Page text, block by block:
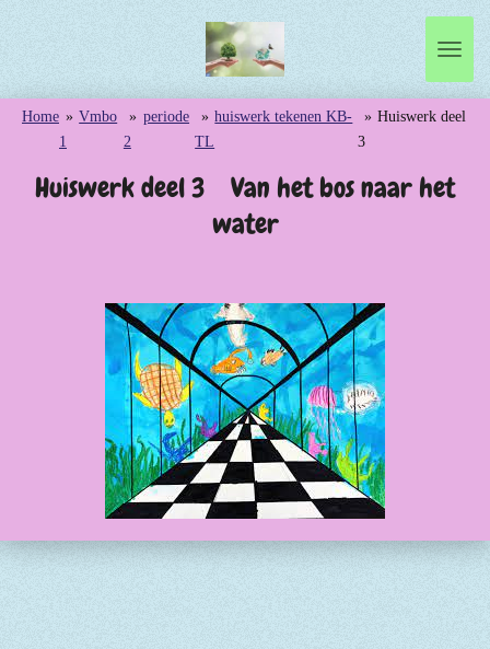
de
hoofdinhoud
Home » Vmbo
1
» periode
2
» huiswerk tekenen KB-
TL
» Huiswerk deel
3
Huiswerk deel 3 Van het bos naar het
water